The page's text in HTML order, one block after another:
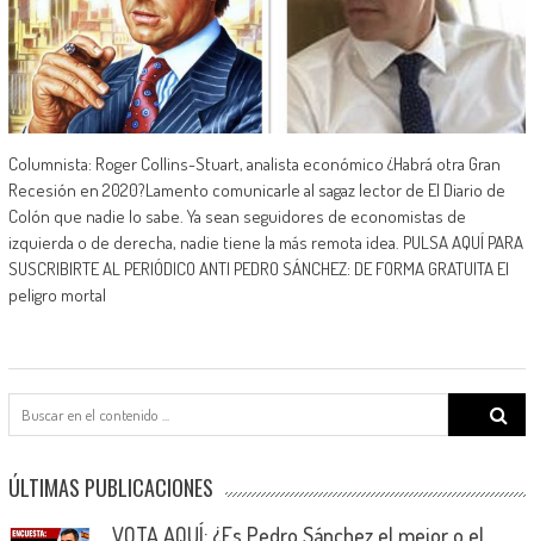
Columnista: Roger Collins-Stuart, analista económico ¿Habrá otra Gran
Recesión en 2020?Lamento comunicarle al sagaz lector de El Diario de
Colón que nadie lo sabe. Ya sean seguidores de economistas de
izquierda o de derecha, nadie tiene la más remota idea. PULSA AQUÍ PARA
SUSCRIBIRTE AL PERIÓDICO ANTI PEDRO SÁNCHEZ: DE FORMA GRATUITA El
peligro mortal
Search
for:
ÚLTIMAS PUBLICACIONES
VOTA AQUÍ: ¿Es Pedro Sánchez el mejor o el